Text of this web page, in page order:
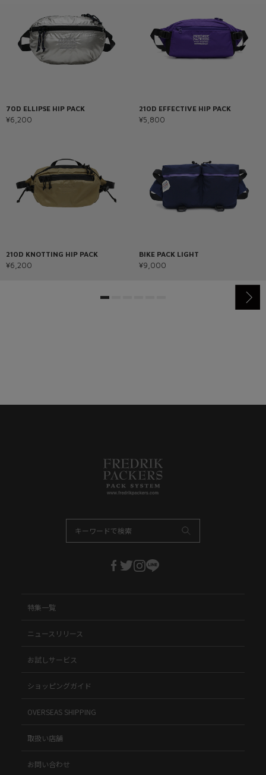
70D ELLIPSE HIP PACK
¥6,200
210D KNOTTING HIP PACK
¥6,200
210D EFFECTIVE HIP PACK
¥5,800
BIKE PACK LIGHT
¥9,000
特集一覧
ニュースリリース
お試しサービス
ショッピングガイド
OVERSEAS SHIPPING
取扱い店舗
お問い合わせ